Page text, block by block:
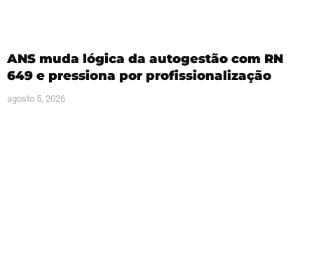
ANS muda lógica da autogestão com RN
649 e pressiona por profissionalização
agosto 5, 2026